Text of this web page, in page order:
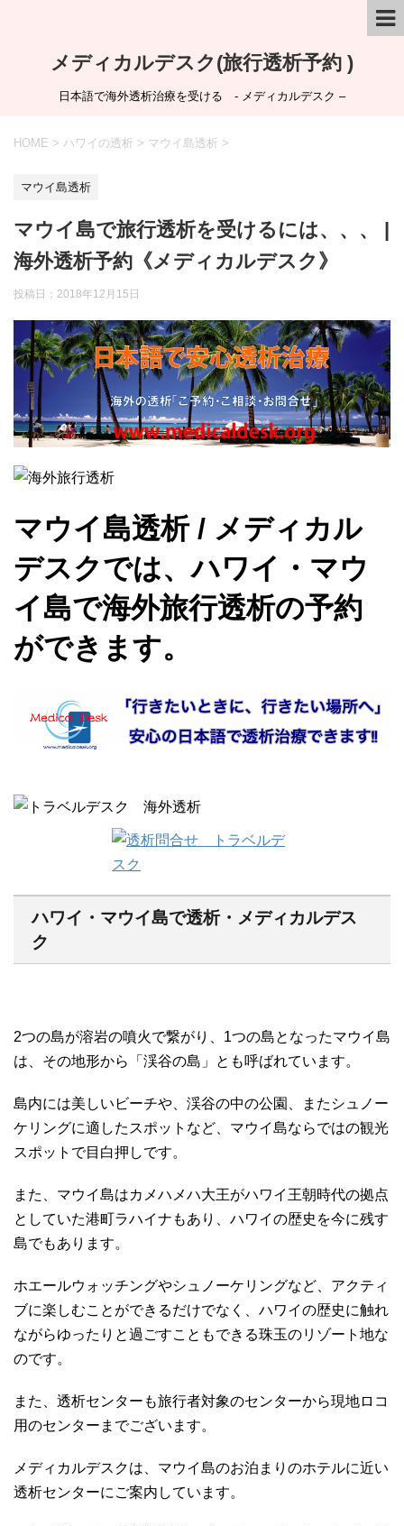
メディカルデスク(旅行透析予約 )
日本語で海外透析治療を受ける - メディカルデスク –
HOME > ハワイの透析 > マウイ島透析 >
マウイ島透析
マウイ島で旅行透析を受けるには、、、 |
海外透析予約《メディカルデスク》
投稿日： 2018年12月15日
マウイ島透析 / メディカル
デスクでは、ハワイ・マウ
イ島で海外旅行透析の予約
ができます。
ハワイ・マウイ島で透析・メディカルデス
ク
2つの島が溶岩の噴火で繋がり、1つの島となったマウイ島
は、その地形から「渓谷の島」とも呼ばれています。
島内には美しいビーチや、渓谷の中の公園、またシュノー
ケリングに適したスポットなど、マウイ島ならではの観光
スポットで目白押しです。
また、マウイ島はカメハメハ大王がハワイ王朝時代の拠点
としていた港町ラハイナもあり、ハワイの歴史を今に残す
島でもあります。
ホエールウォッチングやシュノーケリングなど、アクティ
ブに楽しむことができるだけでなく、ハワイの歴史に触れ
ながらゆったりと過ごすこともできる珠玉のリゾート地な
のです。
また、透析センターも旅行者対象のセンターから現地ロコ
用のセンターまでございます。
メディカルデスクは、マウイ島のお泊まりのホテルに近い
透析センターにご案内しています。